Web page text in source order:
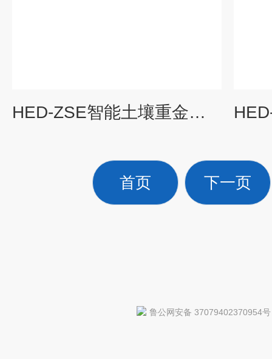
HED-ZSE智能土壤重金属检测仪器
首页 下一页
鲁公网安备 37079402370954号